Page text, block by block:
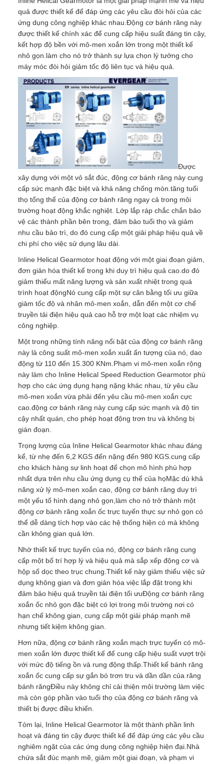
quả được thiết kế để đáp ứng các yêu cầu đòi hỏi của các
ứng dụng công nghiệp khác nhau.Động cơ bánh răng này
được thiết kế chính xác để cung cấp hiệu suất đáng tin cậy,
kết hợp độ bền với mô-men xoắn lớn trong một thiết kế
nhỏ gọn.làm cho nó trở thành sự lựa chọn lý tưởng cho
máy móc đòi hỏi giảm tốc độ liên tục và hiệu quả.
Được
xây dựng với một vỏ sắt đúc, động cơ bánh răng này cung
cấp sức mạnh đặc biệt và khả năng chống mòn.tăng tuổi
thọ tổng thể của động cơ bánh răng ngay cả trong môi
trường hoạt động khắc nghiệt. Lớp lắp ráp chắc chắn bảo
vệ các thành phần bên trong, đảm bảo tuổi thọ và giảm
nhu cầu bảo trì, do đó cung cấp một giải pháp hiệu quả về
chi phí cho việc sử dụng lâu dài.
Inline Helical Gearmotor hoạt động với một giai đoạn giảm,
đơn giản hóa thiết kế trong khi duy trì hiệu quả cao.do đó
giảm thiểu mất năng lượng và sản xuất nhiệt trong quá
trình hoạt độngNó cung cấp một sự cân bằng tối ưu giữa
giảm tốc độ và nhân mô-men xoắn, dẫn đến một cơ chế
truyền tải điện hiệu quả cao hỗ trợ một loạt các nhiệm vụ
công nghiệp.
Một trong những tính năng nổi bật của động cơ bánh răng
này là công suất mô-men xoắn xuất ấn tượng của nó, dao
động từ 110 đến 15.300 KNm.Phạm vi mô-men xoắn rộng
này làm cho Inline Helical Speed Reduction Gearmotor phù
hợp cho các ứng dụng hạng nặng khác nhau, từ yêu cầu
mô-men xoắn vừa phải đến yêu cầu mô-men xoắn cực
cao.động cơ bánh răng này cung cấp sức mạnh và độ tin
cậy nhất quán, cho phép hoạt động trơn tru và không bị
gián đoạn.
Trọng lượng của Inline Helical Gearmotor khác nhau đáng
kể, từ nhẹ đến 6,2 KGS đến nặng đến 980 KGS.cung cấp
cho khách hàng sự linh hoạt để chọn mô hình phù hợp
nhất dựa trên nhu cầu ứng dụng cụ thể của họMặc dù khả
năng xử lý mô-men xoắn cao, động cơ bánh răng duy trì
một yếu tố hình dạng nhỏ gọn,làm cho nó trở thành một
động cơ bánh răng xoắn ốc trực tuyến thực sự nhỏ gọn có
thể dễ dàng tích hợp vào các hệ thống hiện có mà không
cần không gian quá lớn.
Nhờ thiết kế trực tuyến của nó, động cơ bánh răng cung
cấp một bố trí hợp lý và hiệu quả mà sắp xếp động cơ và
hộp số dọc theo trục chung.Thiết kế này giảm thiểu việc sử
dụng không gian và đơn giản hóa việc lắp đặt trong khi
đảm bảo hiệu quả truyền tải điện tối ưuĐộng cơ bánh răng
xoắn ốc nhỏ gọn đặc biệt có lợi trong môi trường nơi có
hạn chế không gian, cung cấp một giải pháp mạnh mẽ
nhưng tiết kiệm không gian.
Hơn nữa, động cơ bánh răng xoắn mạch trực tuyến có mô-
men xoắn lớn được thiết kế để cung cấp hiệu suất vượt trội
với mức độ tiếng ồn và rung động thấp.Thiết kế bánh răng
xoắn ốc cung cấp sự gắn bó trơn tru và dần dần của răng
bánh răngĐiều này không chỉ cải thiện môi trường làm việc
mà còn góp phần vào tuổi thọ của động cơ bánh răng và
thiết bị được điều khiển.
Tóm lại, Inline Helical Gearmotor là một thành phần linh
hoạt và đáng tin cậy được thiết kế để đáp ứng các yêu cầu
nghiêm ngặt của các ứng dụng công nghiệp hiện đại.Nhà
chứa sắt đúc mạnh mẽ, giảm một giai đoạn, và phạm vi